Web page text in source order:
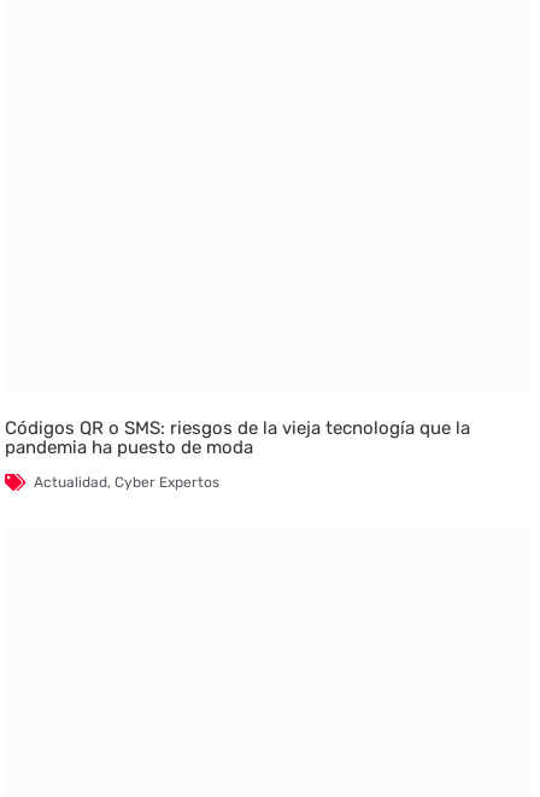
Códigos QR o SMS: riesgos de la vieja tecnología que la
pandemia ha puesto de moda
Actualidad,Cyber Expertos